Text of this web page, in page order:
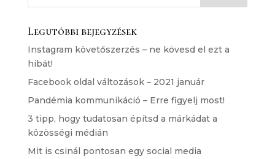
Legutóbbi bejegyzések
Instagram követőszerzés – ne kövesd el ezt a
hibát!
Facebook oldal változások – 2021 január
Pandémia kommunikáció – Erre figyelj most!
3 tipp, hogy tudatosan építsd a márkádat a
közösségi médián
Mit is csinál pontosan egy social media